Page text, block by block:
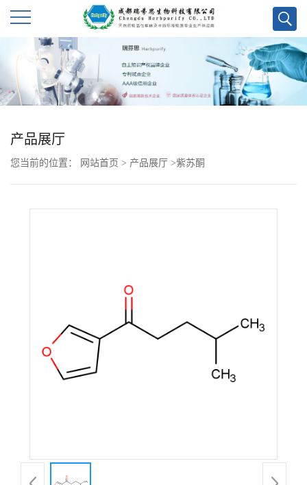
产
产品展厅
您当前的位置： 网站首页 > 产品展厅 >紫苏酮